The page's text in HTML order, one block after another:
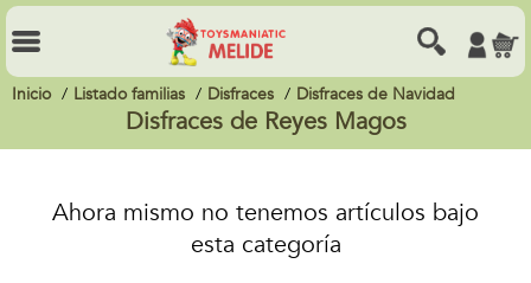
Inicio Listado familias Disfraces Disfraces de Navidad
Disfraces de Reyes Magos
Ahora mismo no tenemos artículos bajo
esta categoría